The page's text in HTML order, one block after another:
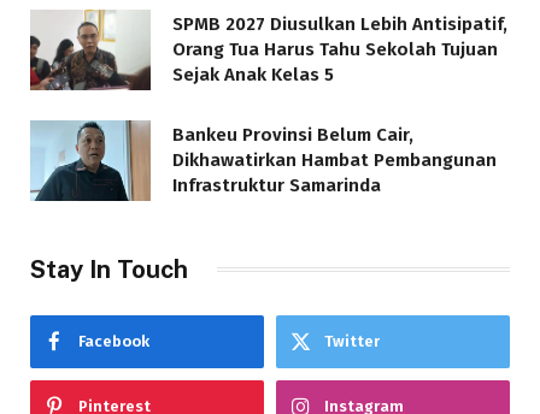
SPMB 2027 Diusulkan Lebih Antisipatif,
Orang Tua Harus Tahu Sekolah Tujuan
Sejak Anak Kelas 5
Bankeu Provinsi Belum Cair,
Dikhawatirkan Hambat Pembangunan
Infrastruktur Samarinda
Stay In Touch
Facebook Twitter
Pinterest Instagram